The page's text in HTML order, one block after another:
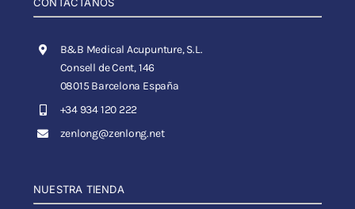
B&B Medical Acupunture, S.L.
Consell de Cent, 146
08015 Barcelona España
+34 934 120 222
zenlong@zenlong.net
NUESTRA TIENDA